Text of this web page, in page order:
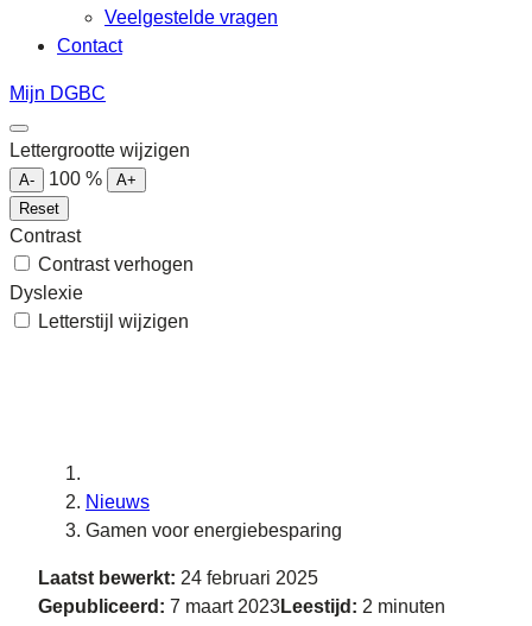
Veelgestelde vragen
Contact
Mijn DGBC
Lettergrootte wijzigen
A- 100 %
A+
Reset
Contrast
Contrast verhogen
Dyslexie
Letterstijl wijzigen
Nieuws
Gamen voor energiebesparing
Laatst bewerkt: 24 februari 2025
Gepubliceerd: 7 maart 2023Leestijd: 2 minuten